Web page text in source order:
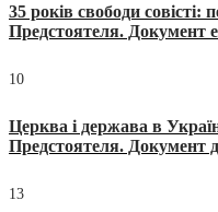
35 років свободи совісті:
Предстоятеля. Документ
10
Церква і держава в
Предстоятеля. Документ
13